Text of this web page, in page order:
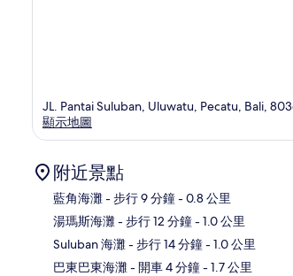
JL. Pantai Suluban, Uluwatu, Pecatu, Bali,
顯示地圖
附近景點
藍角海灘- 步行 9 分鐘- 0.8 公里
湯瑪斯海灘- 步行 12 分鐘- 1.0 公里
Suluban 海灘- 步行 14 分鐘- 1.0 公里
巴東巴東海灘- 開車 4 分鐘- 1.7 公里